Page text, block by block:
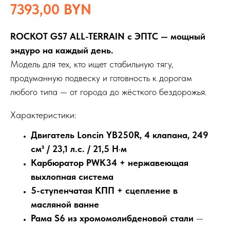
7393,00 BYN
ROCKOT GS7 ALL-TERRAIN с ЭПТС — мощный
эндуро на каждый день.
Модель для тех, кто ищет стабильную тягу,
продуманную подвеску и готовность к дорогам
любого типа — от города до жёсткого бездорожья.
Характеристики:
Двигатель Loncin YB250R, 4 клапана, 249
см³ / 23,1 л.с. / 21,5 Н·м
Карбюратор PWK34 + нержавеющая
выхлопная система
5-ступенчатая КПП + сцепление в
масляной ванне
Рама S6 из хромомолибденовой стали —